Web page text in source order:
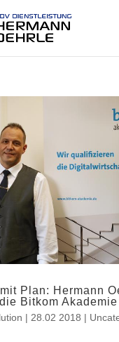
Plan: Hermann
Bitkom Akademie
| 28.02 2018 |